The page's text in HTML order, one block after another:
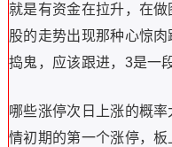
就是有资金在拉升，在
股的走势出现那种心惊
捣鬼，应该跟进，3是一
哪些涨停次日上涨的概
情初期的第一个涨停，板